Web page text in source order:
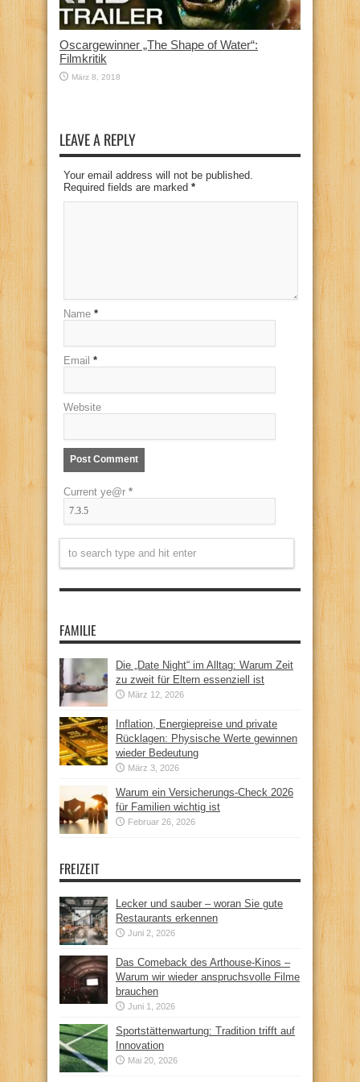
Oscargewinner „The Shape of Water“:
Filmkritik
März 8, 2018
LEAVE A REPLY
Your email address will not be published.
Required fields are marked *
Name *
Email *
Website
Current ye@r *
FAMILIE
Die „Date Night“ im Alltag: Warum Zeit
zu zweit für Eltern essenziell ist
März 12, 2026
Inflation, Energiepreise und private
Rücklagen: Physische Werte gewinnen
wieder Bedeutung
März 3, 2026
Warum ein Versicherungs-Check 2026
für Familien wichtig ist
Februar 26, 2026
FREIZEIT
Lecker und sauber – woran Sie gute
Restaurants erkennen
Juni 2, 2026
Das Comeback des Arthouse-Kinos –
Warum wir wieder anspruchsvolle Filme
brauchen
Juni 1, 2026
Sportstättenwartung: Tradition trifft auf
Innovation
Mai 20, 2026